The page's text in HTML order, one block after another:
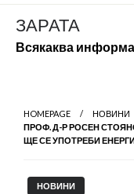
Skip
content
ЗАРАТА
Всякаква
HOMEPAGE
НОВИНИ
ПРОФ. Д-Р РОСЕН
ЩЕ СЕ УПОТРЕБИ
НОВИНИ